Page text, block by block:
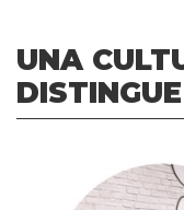
UNA
DISTINGUE